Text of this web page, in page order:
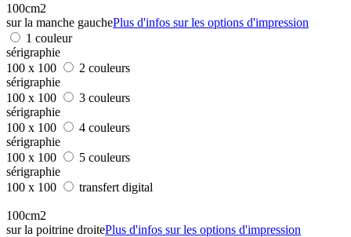
100cm2
sur la manche gauchePlus d'infos sur les options d'impression
1 couleur
sérigraphie
100 x 100
2 couleurs
sérigraphie
100 x 100
3 couleurs
sérigraphie
100 x 100
4 couleurs
sérigraphie
100 x 100
5 couleurs
sérigraphie
100 x 100
transfert digital
100cm2
sur la poitrine droitePlus d'infos sur les options d'impression